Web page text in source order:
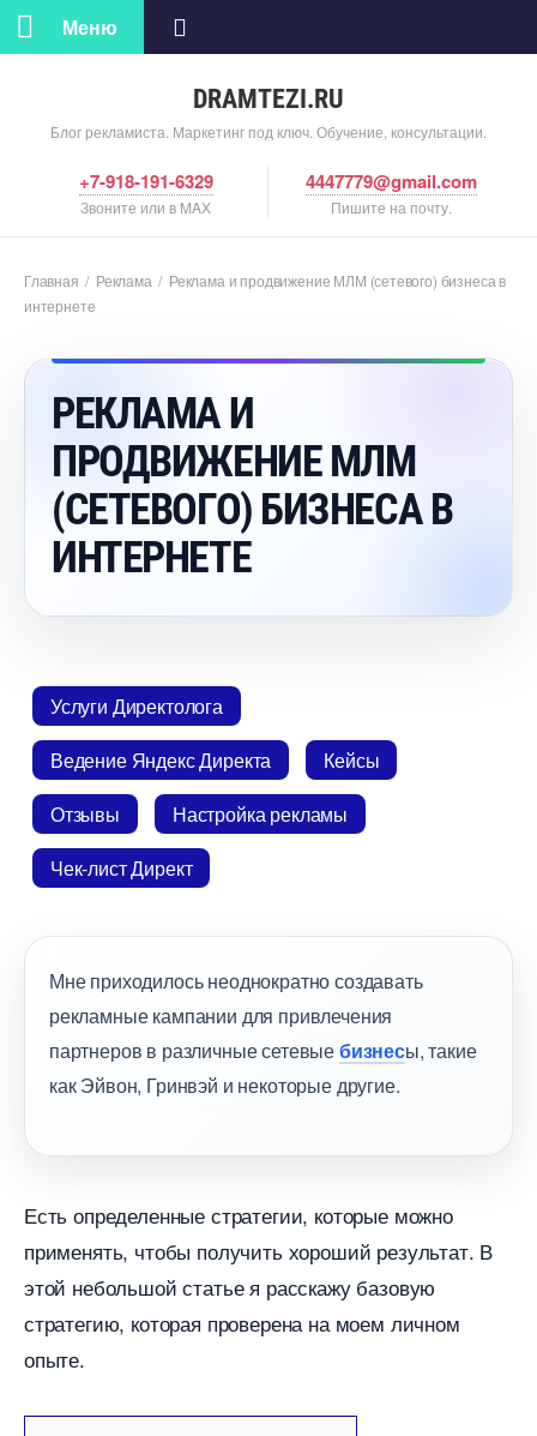
DRAMTEZI.RU
Блог рекламиста. Маркетинг под ключ. Обучение, консультации.
Меню
+7-918-191-6329
Звоните или в MAX
4447779@gmail.com
Пишите на почту.
Главная / Реклама / Реклама и продвижение МЛМ (сетевого) бизнеса
интернете
РЕКЛАМА И
ПРОДВИЖЕНИЕ МЛМ
(СЕТЕВОГО) БИЗНЕСА
ИНТЕРНЕТЕ
Услуги Директолога
едение Яндекс Директа
Кейсы
Отзывы
Настройка рекламы
Чек-лист Директ
Мне приходилось неоднократно создавать
рекламные кампании для привлечения
партнеров в различные сетевыеизнесы, такие
как Эйвон, Гринвэй и некоторые другие.
Есть определенные стратегии, которые можно
применять, чтобы получить хороший результат.
этой небольшой статье я расскажу базовую
стратегию, которая проверена на моем личном
опыте.